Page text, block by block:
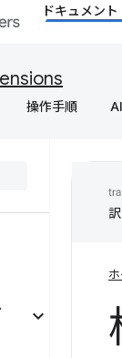
ドキュメント
操作手順 AI